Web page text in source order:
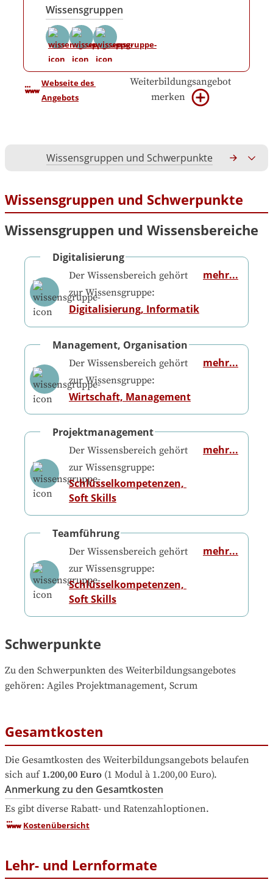
Wissensgruppen
Webseite des
Angebots
Weiterbildungsangebot
merken
Wissensgruppen und Schwerpunkte
Wissensgruppen und Schwerpunkte
Wissensgruppen und Wissensbereiche
Digitalisierung
Der Wissensbereich gehört
zur Wissensgruppe:
Digitalisierung, Informatik
mehr...
Management, Organisation
Der Wissensbereich gehört
zur Wissensgruppe:
Wirtschaft, Management
mehr...
Projektmanagement
Der Wissensbereich gehört
zur Wissensgruppe:
Schlüsselkompetenzen,
Soft Skills
mehr...
Teamführung
Der Wissensbereich gehört
zur Wissensgruppe:
Schlüsselkompetenzen,
Soft Skills
mehr...
Schwerpunkte
Zu den Schwerpunkten des Weiterbildungsangebotes
gehören: Agiles Projektmanagement, Scrum
Gesamtkosten
Die Gesamtkosten des Weiterbildungsangebots belaufen
sich auf 1.200,00 Euro (1 Modul à 1.200,00 Euro).
Anmerkung zu den Gesamtkosten
Es gibt diverse Rabatt- und Ratenzahloptionen.
Kostenübersicht
Lehr- und Lernformate